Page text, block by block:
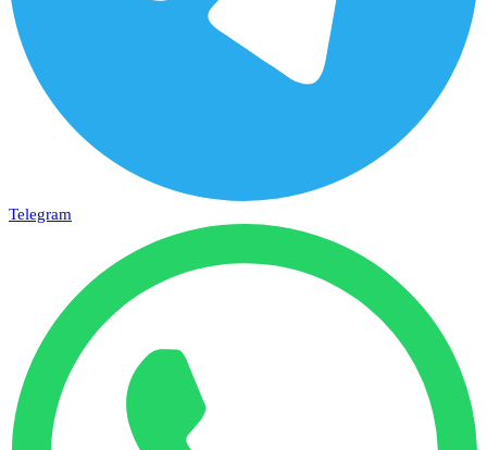
Telegram